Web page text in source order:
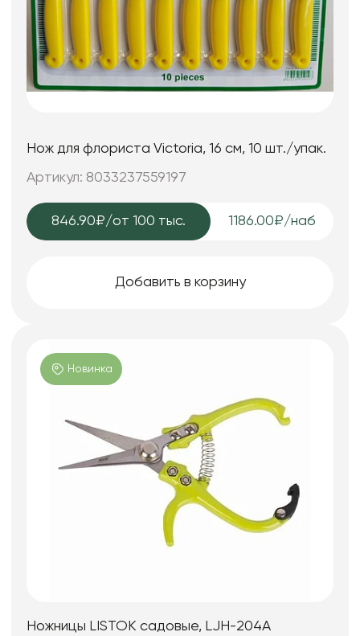
Нож для флориста Victoria, 16 см, 10 шт./упак.
Артикул: 8033237559197
846.90₽/от 100 тыс. 1186.00₽/наб
Добавить в корзину
Новинка
Ножницы LISTOK садовые, LJH-204А